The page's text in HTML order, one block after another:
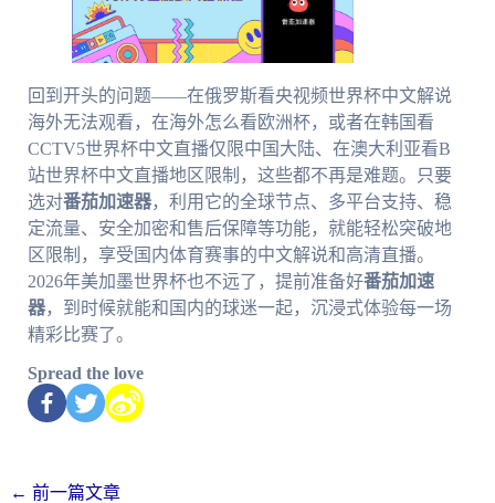
回到开头的问题——在俄罗斯看央视频世界杯中文解说
海外无法观看，在海外怎么看欧洲杯，或者在韩国看
CCTV5世界杯中文直播仅限中国大陆、在澳大利亚看B
站世界杯中文直播地区限制，这些都不再是难题。只要
选对番茄加速器，利用它的全球节点、多平台支持、稳
定流量、安全加密和售后保障等功能，就能轻松突破地
区限制，享受国内体育赛事的中文解说和高清直播。
2026年美加墨世界杯也不远了，提前准备好番茄加速
器，到时候就能和国内的球迷一起，沉浸式体验每一场
精彩比赛了。
Spread the love
← 前一篇文章